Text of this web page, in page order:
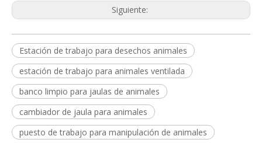
Siguiente:
Estación de trabajo para desechos animales
estación de trabajo para animales ventilada
banco limpio para jaulas de animales
cambiador de jaula para animales
puesto de trabajo para manipulación de animales